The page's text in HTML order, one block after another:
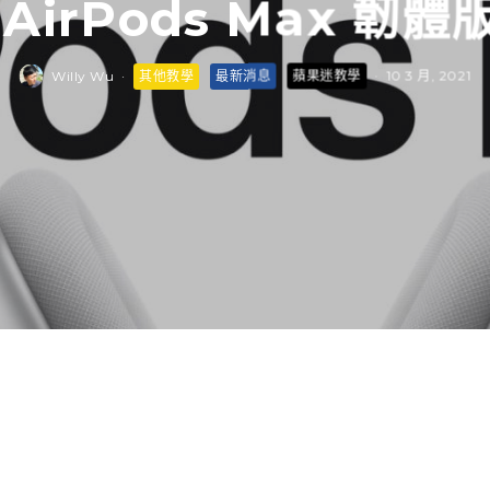
Max 韌體
Willy Wu · 其他教學 最新消息 蘋果迷教學 10 3 月, 2021